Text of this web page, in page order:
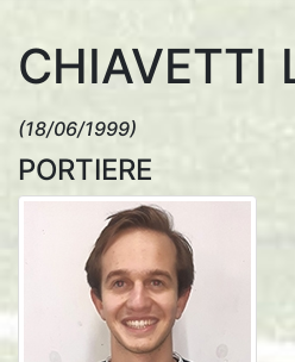
CHIAVETTI
(18/06/1999)
PORTIERE